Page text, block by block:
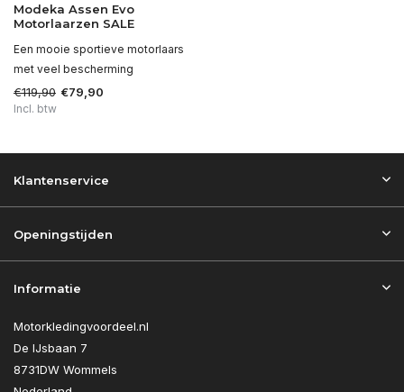
Modeka Assen Evo
Motorlaarzen SALE
Een mooie sportieve motorlaars
met veel bescherming
€119,90 €79,90
Incl. btw
Klantenservice
Openingstijden
Informatie
Motorkledingvoordeel.nl
De IJsbaan 7
8731DW Wommels